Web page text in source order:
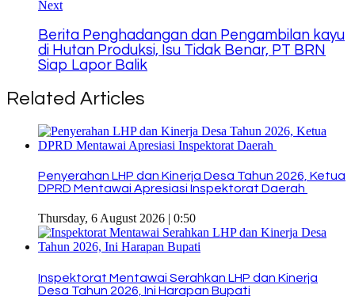
Next
Berita Penghadangan dan Pengambilan kayu
di Hutan Produksi, Isu Tidak Benar, PT BRN
Siap Lapor Balik
Related Articles
Penyerahan LHP dan Kinerja Desa Tahun 2026, Ketua
DPRD Mentawai Apresiasi Inspektorat Daerah
Thursday, 6 August 2026 | 0:50
Inspektorat Mentawai Serahkan LHP dan Kinerja
Desa Tahun 2026, Ini Harapan Bupati